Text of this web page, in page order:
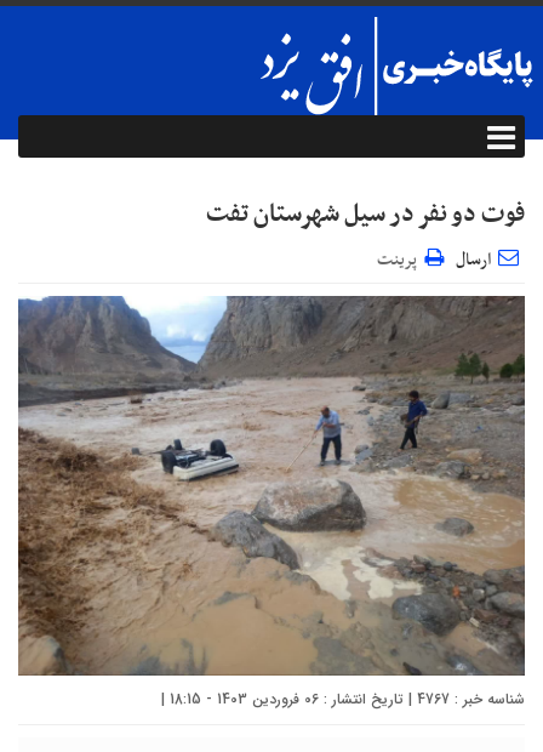
فوت دو نفر در سیل شهرستان تفت
ارسال پرینت
شناسه خبر : 4767 | تاریخ انتشار : 06 فروردین 1403 - 18:15 |